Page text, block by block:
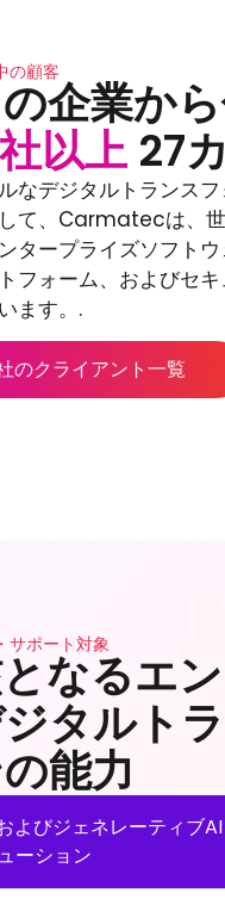
の顧客
企業か
以上 27
なデジタルトランス
て、Carmatecは、
タープライズソフト
フォーム、およびセ
ます。.
のクライアント一覧
サポート対象
なるエ
タルト
能力
よびジェネレーティブ
ーション